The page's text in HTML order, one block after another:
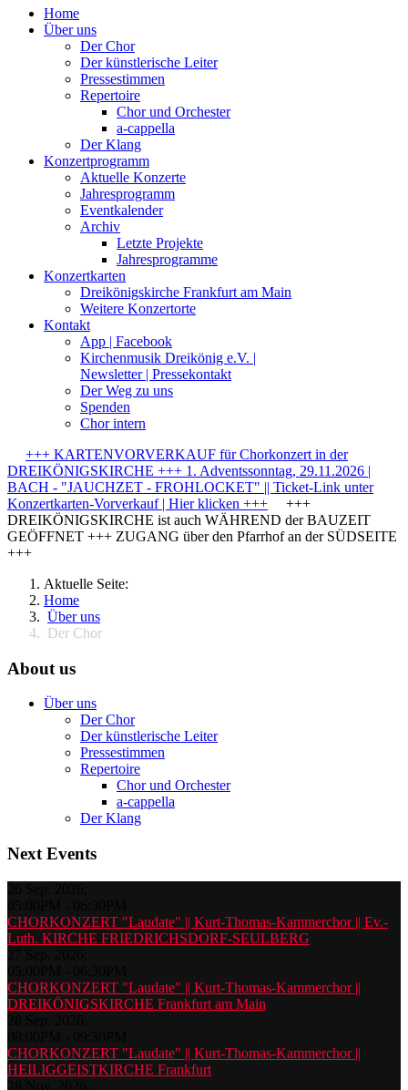
Home
Über uns
Der Chor
Der künstlerische Leiter
Pressestimmen
Repertoire
Chor und Orchester
a-cappella
Der Klang
Konzertprogramm
Aktuelle Konzerte
Jahresprogramm
Eventkalender
Archiv
Letzte Projekte
Jahresprogramme
Konzertkarten
Dreikönigskirche Frankfurt am Main
Weitere Konzertorte
Kontakt
App | Facebook
Kirchenmusik Dreikönig e.V. |
Newsletter | Pressekontakt
Der Weg zu uns
Spenden
Chor intern
+++ KARTENVORVERKAUF für Chorkonzert in der
DREIKÖNIGSKIRCHE +++ 1. Adventssonntag, 29.11.2026 |
BACH - "JAUCHZET - FROHLOCKET" || Ticket-Link unter
Konzertkarten-Vorverkauf | Hier klicken +++ +++
DREIKÖNIGSKIRCHE ist auch WÄHREND der BAUZEIT
GEÖFFNET +++ ZUGANG über den Pfarrhof an der SÜDSEITE
+++
Aktuelle Seite:
Home
Über uns
Der Chor
About us
Über uns
Der Chor
Der künstlerische Leiter
Pressestimmen
Repertoire
Chor und Orchester
a-cappella
Der Klang
Next Events
CHORKONZERT "Laudate" || Kurt-Thomas-Kammerchor || Ev.-
Luth. KIRCHE FRIEDRICHSDORF-SEULBERG
CHORKONZERT "Laudate" || Kurt-Thomas-Kammerchor ||
DREIKÖNIGSKIRCHE Frankfurt am Main
CHORKONZERT "Laudate" || Kurt-Thomas-Kammerchor ||
HEILIGGEISTKIRCHE Frankfurt